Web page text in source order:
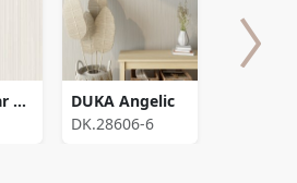
DUKA Duvar Kağıdı 350 Gramaj Vicenza Laimas Fon DK.61133-4 Kaplama Alanı (10,6m2)
DUKA Angelic
DK.28606-6